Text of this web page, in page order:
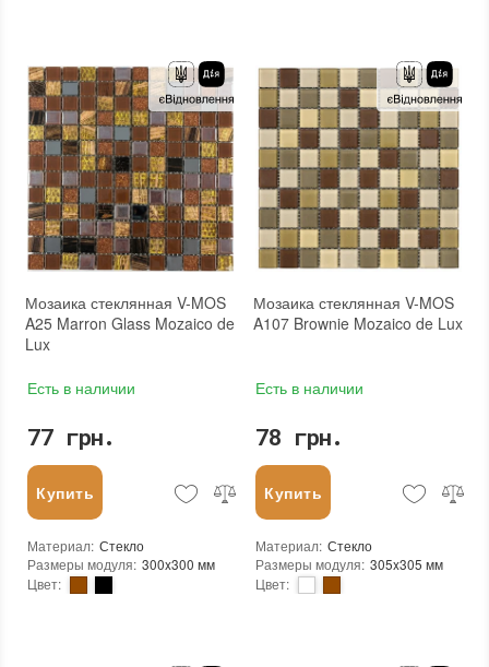
Форма чипа: Квадратная
Основа: Сетка
Назначение:
В интерьере, Для бани, Для бассейна, Для ванной комнаты и туалета, Для гостинной, Для душевой, Для кухни, Для спальни, Для фартука, Для фасада, Для хамама
Количество в упаковке: 20 шт.
Вес модуля: 0,7 кг
Размеры чипа: 24x24 мм
Толщина чипа: 4 мм
Площадь модуля: 0,1 м²
Страна производителя: Украина
Бренд: AquaMo
Тип поверхности: Матовая
Цвет производителя: Серый, Светло-серый, Серо-бежевый
Форма чипа: Квадратная
Основа: Сетка
Назначение:
В интерьере, Для бани, Для бассейна, Для ванной комнаты и туалета, Для гостинной, Для душевой, Для кухни, Для спальни, Для фартука, Для фасада, Для хамама
Количество в упаковке: 20 шт.
Вес модуля: 0,7 кг
Размеры чипа: 24x24 мм
Толщина чипа: 4 мм
Площадь модуля 0,1 м²
Страна производителя
Украина
Бренд
AquaMo
Тип поверхности
Матовая
Мозаика стеклянная V-MOS
A25 Marron Glass Mozaico de
Lux
Есть в наличии
77 грн.
Купить
Материал: Стекло
Размеры модуля: 300x300 мм
Цвет:
Мозаика стеклянная V-MOS
A107 Brownie Mozaico de Lux
Есть в наличии
78 грн.
Купить
Материал: Стекло
Размеры модуля: 305x305 мм
Цвет: